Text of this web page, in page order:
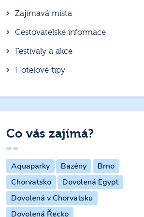
Zajímavá místa
Cestovatelské informace
Festivaly a akce
Hotelové tipy
Co vás zajímá?
Aquaparky Bazény
Brno
Chorvatsko
Dovolená Egypt
Dovolená v Chorvatsku
Dovolená Řecko